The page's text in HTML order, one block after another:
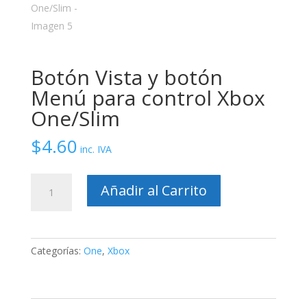
Botón Vista y botón
Menú para control Xbox
One/Slim
$4.60 inc. IVA
Añadir al Carrito
Categorías: One, Xbox